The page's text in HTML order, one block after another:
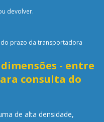
devolver.
prazo da transportadora
- entre
consulta do
de alta densidade,